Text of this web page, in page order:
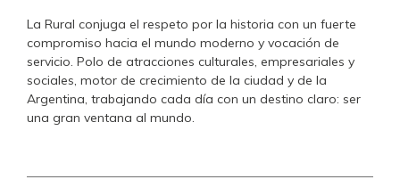
La Rural conjuga el respeto por la historia con un fuerte
compromiso hacia el mundo moderno y vocación de
servicio. Polo de atracciones culturales, empresariales y
sociales, motor de crecimiento de la ciudad y de la
Argentina, trabajando cada día con un destino claro: ser
una gran ventana al mundo.